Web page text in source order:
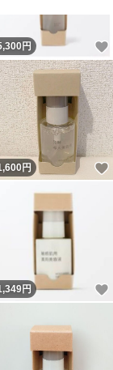
ね！
円
ね！
円
いね！
円